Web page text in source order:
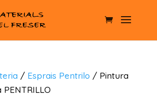
/ Esprais Pentrilo / Pintura